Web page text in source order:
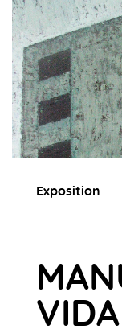
Exposition